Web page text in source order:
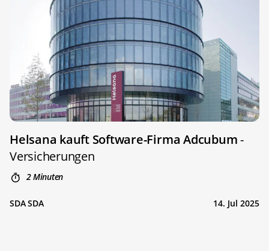
Helsana kauft Software-Firma Adcubum-
Versicherungen
2 Minuten
SDA SDA 14. Jul 2025